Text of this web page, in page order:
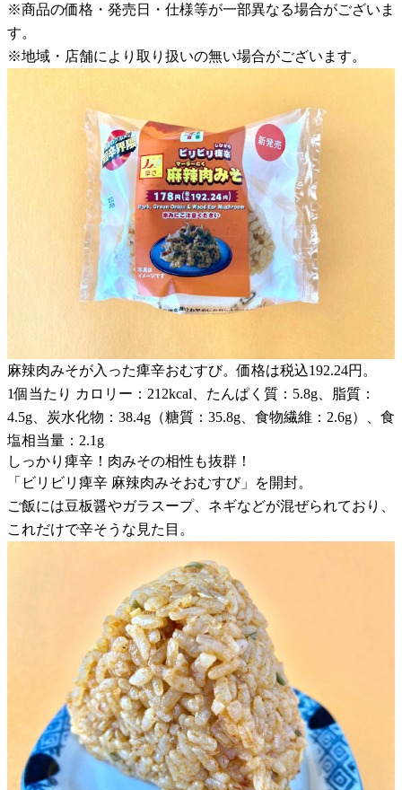
※商品の価格・発売日・仕様等が一部異なる場合がございま
す。
※地域・店舗により取り扱いの無い場合がございます。
麻辣肉みそが入った痺辛おむすび。価格は税込192.24円。
1個当たり カロリー：212kcal、たんぱく質：5.8g、脂質：
4.5g、炭水化物：38.4g（糖質：35.8g、食物繊維：2.6g）、食
塩相当量：2.1g
しっかり痺辛！肉みその相性も抜群！
「ビリビリ痺辛 麻辣肉みそおむすび」を開封。
ご飯には豆板醤やガラスープ、ネギなどが混ぜられており、
これだけで辛そうな見た目。